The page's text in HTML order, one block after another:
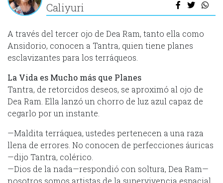
Caliyuri
A través del tercer ojo de Dea Ram, tanto ella como
Ansidorio, conocen a Tantra, quien tiene planes
esclavizantes para los terráqueos.
La Vida es Mucho más que Planes
Tantra, de retorcidos deseos, se aproximó al ojo de
Dea Ram. Ella lanzó un chorro de luz azul capaz de
cegarlo por un instante.
—Maldita terráquea, ustedes pertenecen a una raza
llena de errores. No conocen de perfecciones áuricas
—dijo Tantra, colérico.
—Dios de la nada—respondió con soltura, Dea Ram—
nosotros somos artistas de la supervivencia espacial,